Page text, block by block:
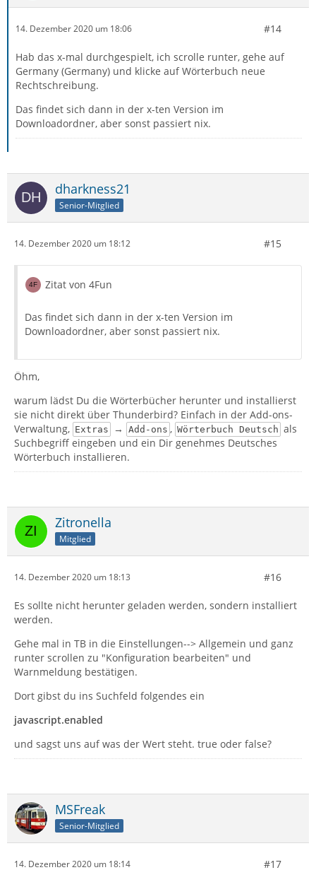
14. Dezember 2020 um 18:06 #14
Hab das x-mal durchgespielt, ich scrolle runter, gehe auf
Germany (Germany) und klicke auf Wörterbuch neue
Rechtschreibung.
Das findet sich dann in der x-ten Version im
Downloadordner, aber sonst passiert nix.
dharkness21
Senior-Mitglied
14. Dezember 2020 um 18:12 #15
Zitat von 4Fun
Das findet sich dann in der x-ten Version im
Downloadordner, aber sonst passiert nix.
Öhm,
warum lädst Du die Wörterbücher herunter und installierst
sie nicht direkt über Thunderbird? Einfach in der Add-ons-
Verwaltung, Extras → Add-ons , Wörterbuch Deutsch als
Suchbegriff eingeben und ein Dir genehmes Deutsches
Wörterbuch installieren.
Zitronella
Mitglied
14. Dezember 2020 um 18:13 #16
Es sollte nicht herunter geladen werden, sondern installiert
werden.
Gehe mal in TB in die Einstellungen--> Allgemein und ganz
runter scrollen zu "Konfiguration bearbeiten" und
Warnmeldung bestätigen.
Dort gibst du ins Suchfeld folgendes ein
javascript.enabled
und sagst uns auf was der Wert steht. true oder false?
MSFreak
Senior-Mitglied
14. Dezember 2020 um 18:14 #17